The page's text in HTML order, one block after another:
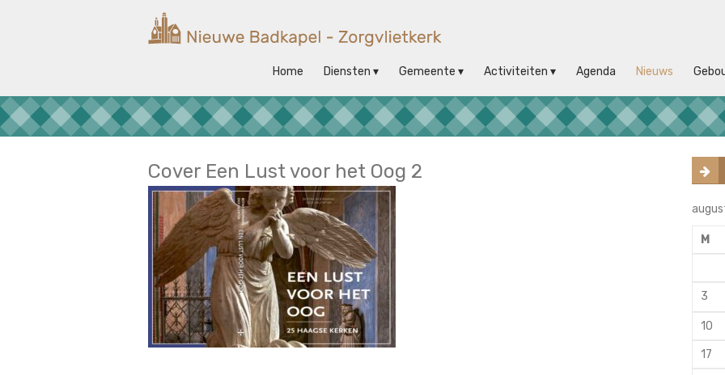
Nieuwe
op
Scheveningen
Home Diensten Gemeente Activiteiten Agenda Nieuws
Cover Een Lust voor het Oog 2
M
3
10
17